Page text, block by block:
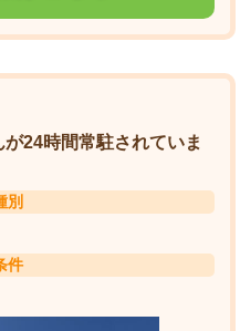
が24時間常駐されていま
別
件